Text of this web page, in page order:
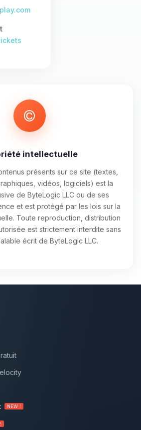
intellectuelle
présents sur ce site (textes,
vidéos, logiciels) est la
de ByteLogic LLC ou de ses
et est protégé par les lois sur la
Toute reproduction, distribution
est strictement interdite sans
écrit de ByteLogic LLC.
NEW !